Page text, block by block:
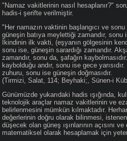
"Namaz vakitlerinin nasıl hesaplanır?"
hadis-i şerifte verilmiştir.
"Her namazın vaktinin başlangıcı ve
güneşin batıya meylettiği zamandır,
İkindinin ilk vakti, (eşyanın gölgesinin
sonu ise, güneşin sarardığı zamandır.
zamandır, sonu da, şafağın
kaybolduğu andır, sonu ise gece
zuhuru, sonu ise güneşin doğmasıdır.
(Tirmizi, Salat, 114; Beyhaki;, Sünen-i
Günümüzde yukarıdaki hadis ışığında,
teknolojik araçlar namaz vakitlerinin ve
belirlenmesini mümkün kılmaktadır.
değerlerinin doğru olarak bilinmesi,
düşecek olan güneş ışınlarının açısını
matematiksel olarak hesaplamak için